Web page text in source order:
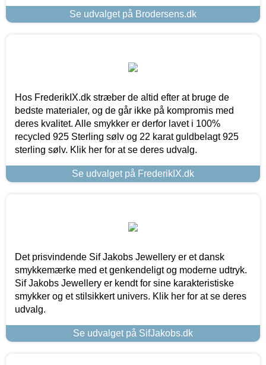
Se udvalget på Brodersens.dk
Hos FrederikIX.dk stræber de altid efter at bruge de
bedste materialer, og de går ikke på kompromis med
deres kvalitet. Alle smykker er derfor lavet i 100%
recycled 925 Sterling sølv og 22 karat guldbelagt 925
sterling sølv. Klik her for at se deres udvalg.
Se udvalget på FrederikIX.dk
Det prisvindende Sif Jakobs Jewellery er et dansk
smykkemærke med et genkendeligt og moderne udtryk.
Sif Jakobs Jewellery er kendt for sine karakteristiske
smykker og et stilsikkert univers. Klik her for at se deres
udvalg.
Se udvalget på SifJakobs.dk